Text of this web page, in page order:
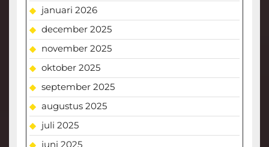
januari 2026
december 2025
november 2025
oktober 2025
september 2025
augustus 2025
juli 2025
juni 2025